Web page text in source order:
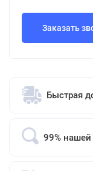
Заказать
Быстрая
99% нашей